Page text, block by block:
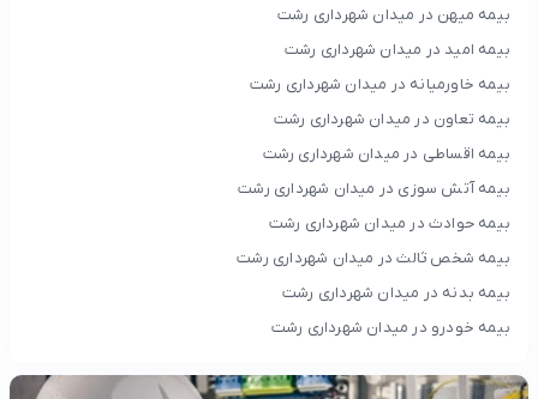
بیمه میهن در میدان شهرداری رشت
بیمه امید در میدان شهرداری رشت
بیمه خاورمیانه در میدان شهرداری رشت
بیمه تعاون در میدان شهرداری رشت
بیمه اقساطی در میدان شهرداری رشت
بیمه آتش سوزی در میدان شهرداری رشت
بیمه حوادث در میدان شهرداری رشت
بیمه شخص ثالث در میدان شهرداری رشت
بیمه بدنه در میدان شهرداری رشت
بیمه خودرو در میدان شهرداری رشت